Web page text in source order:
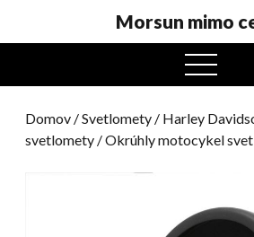
Morsun mimo
otvorený
menu
Domov /Svetlomety / Harley
svetlomety / Okrúhly motocykel